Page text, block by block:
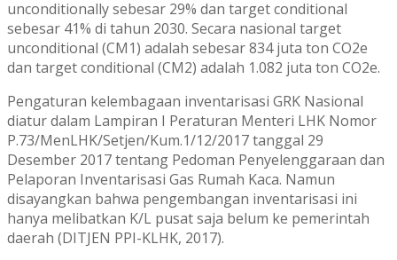
unconditionally sebesar 29% dan target conditional
sebesar 41% di tahun 2030. Secara nasional target
unconditional (CM1) adalah sebesar 834 juta ton CO2e
dan target conditional (CM2) adalah 1.082 juta ton CO2e.
Pengaturan kelembagaan inventarisasi GRK Nasional
diatur dalam Lampiran I Peraturan Menteri LHK Nomor
P.73/MenLHK/Setjen/Kum.1/12/2017 tanggal 29
Desember 2017 tentang Pedoman Penyelenggaraan dan
Pelaporan Inventarisasi Gas Rumah Kaca. Namun
disayangkan bahwa pengembangan inventarisasi ini
hanya melibatkan K/L pusat saja belum ke pemerintah
daerah (DITJEN PPI-KLHK, 2017).